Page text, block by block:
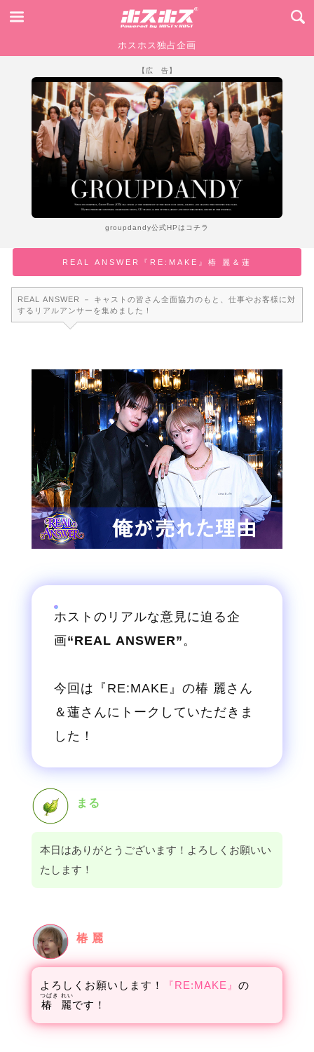
ホスホス独占企画
【広 告】
groupdandy公式HPはコチラ
REAL ANSWER『RE:MAKE』椿 麗＆蓮
REAL ANSWER － キャストの皆さん全面協力のもと、仕事やお客様に対
するリアルアンサーを集めました！
ホストのリアルな意見に迫る企
画“REAL ANSWER” 。
今回は『RE:MAKE』の椿 麗さん
＆蓮さんにトークしていただきま
した！
まる
本日はありがとうございます！よろしくお願いい
たします！
椿 麗
よろしくお願いします！ 『RE:MAKE』 の
椿 麗
つばき れい
です！